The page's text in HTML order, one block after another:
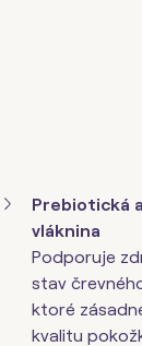
Prebiotická
vláknina
Podporuje
stav
ktoré
kvalitu